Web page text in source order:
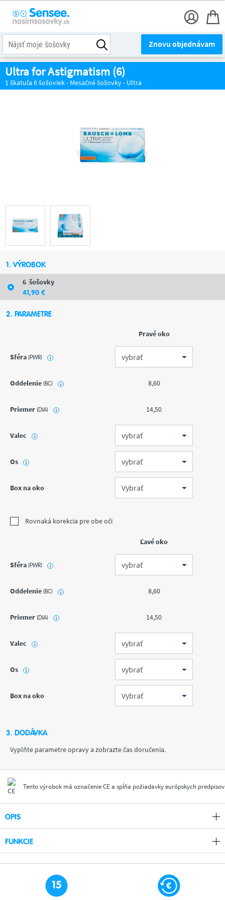
Znovu objednávam
Ultra for Astigmatism (6)
1 škatuľa 6 šošoviek - Mesačné šošovky - Ultra
OPIS
FUNKCIE
1. VÝROBOK
6 šošovky
41,90 €
2. PARAMETRE
Pravé oko
Sféra(PWR) i
Oddelenie(BC) i 8,60
Priemer(DIA) i 14,50
Valec i
Os i
Box na oko
Rovnaká korekcia pre obe oči
Ľavé oko
Sféra(PWR) i
Oddelenie(BC) i 8,60
Priemer(DIA) i 14,50
Valec i
Os i
Box na oko
3. DODÁVKA
Vyplňte parametre opravy a zobrazte čas doručenia.
Tento výrobok má označenie CE a spĺňa požiadavky európskych predpisov
15